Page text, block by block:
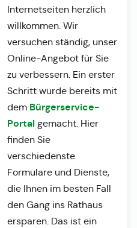
Internetseiten herzlich
willkommen. Wir
versuchen ständig, unser
Online-Angebot für Sie
zu verbessern. Ein erster
Schritt wurde bereits mit
dem Bürgerservice-
Portalgemacht. Hier
finden Sie
verschiedenste
Formulare und Dienste,
die Ihnen im besten Fall
den Gang ins Rathaus
ersparen. Das ist ein